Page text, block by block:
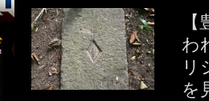
わ
リ
を